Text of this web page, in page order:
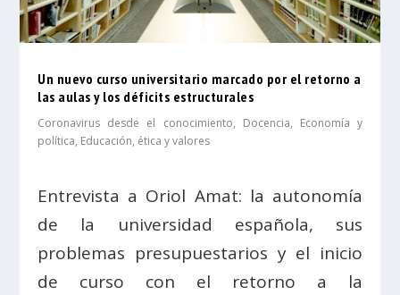
Un nuevo curso universitario marcado por el retorno a
las aulas y los déficits estructurales
Coronavirus desde el conocimiento, Docencia, Economía y
política, Educación, ética y valores
Entrevista a Oriol Amat: la autonomía
de la universidad española, sus
problemas presupuestarios y el inicio
de curso con el retorno a la